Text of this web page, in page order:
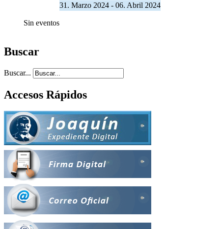
31. Marzo 2024 - 06. Abril 2024
Sin eventos
Buscar
Buscar...
Accesos Rápidos